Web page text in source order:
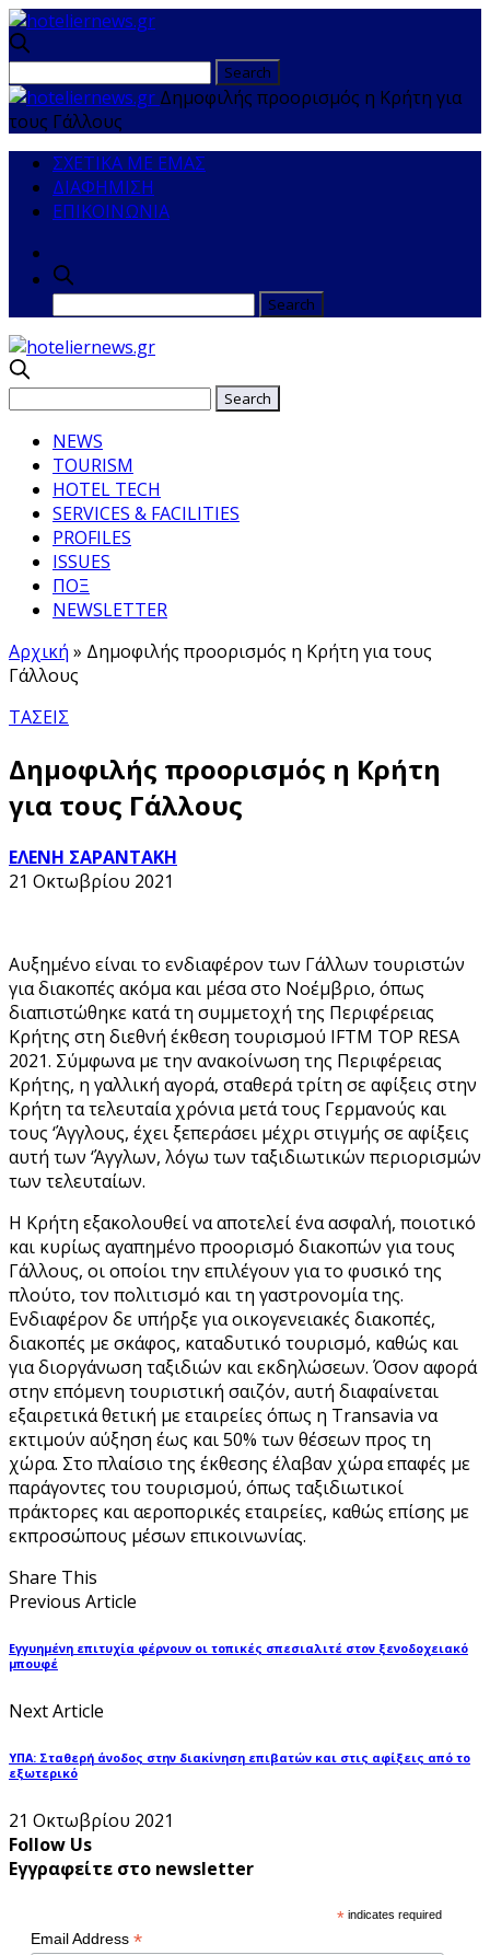
Δημοφιλής προορισμός η Κρήτη για
τους Γάλλους
ΣΧΕΤΙΚΑ ΜΕ ΕΜΑΣ
ΔΙΑΦΗΜΙΣΗ
ΕΠΙΚΟΙΝΩΝΙΑ
NEWS
TOURISM
HOTEL TECH
SERVICES & FACILITIES
PROFILES
ISSUES
ΠΟΞ
NEWSLETTER
Αρχική » Δημοφιλής προορισμός η Κρήτη για τους
Γάλλους
ΤΑΣΕΙΣ
Δημοφιλής προορισμός η Κρήτη
για τους Γάλλους
ΕΛΕΝΗ ΣΑΡΑΝΤΑΚΗ
21 Οκτωβρίου 2021
Αυξημένο είναι το ενδιαφέρον των Γάλλων τουριστών
για διακοπές ακόμα και μέσα στο Νοέμβριο, όπως
διαπιστώθηκε κατά τη συμμετοχή της Περιφέρειας
Κρήτης στη διεθνή έκθεση τουρισμού IFTM TOP RESA
2021. Σύμφωνα με την ανακοίνωση της Περιφέρειας
Κρήτης, η γαλλική αγορά, σταθερά τρίτη σε αφίξεις στην
Κρήτη τα τελευταία χρόνια μετά τους Γερμανούς και
τους ‘Άγγλους, έχει ξεπεράσει μέχρι στιγμής σε αφίξεις
αυτή των ‘Άγγλων, λόγω των ταξιδιωτικών περιορισμών
των τελευταίων.
Η Κρήτη εξακολουθεί να αποτελεί ένα ασφαλή, ποιοτικό
και κυρίως αγαπημένο προορισμό διακοπών για τους
Γάλλους, οι οποίοι την επιλέγουν για το φυσικό της
πλούτο, τον πολιτισμό και τη γαστρονομία της.
Ενδιαφέρον δε υπήρξε για οικογενειακές διακοπές,
διακοπές με σκάφος, καταδυτικό τουρισμό, καθώς και
για διοργάνωση ταξιδιών και εκδηλώσεων. Όσον αφορά
στην επόμενη τουριστική σαιζόν, αυτή διαφαίνεται
εξαιρετικά θετική με εταιρείες όπως η Transavia να
εκτιμούν αύξηση έως και 50% των θέσεων προς τη
χώρα. Στο πλαίσιο της έκθεσης έλαβαν χώρα επαφές με
παράγοντες του τουρισμού, όπως ταξιδιωτικοί
πράκτορες και αεροπορικές εταιρείες, καθώς επίσης με
εκπροσώπους μέσων επικοινωνίας.
Share This
Previous Article
Εγγυημένη επιτυχία φέρνουν οι τοπικές σπεσιαλιτέ στον ξενοδοχειακό
μπουφέ
Next Article
ΥΠΑ: Σταθερή άνοδος στην διακίνηση επιβατών και στις αφίξεις από το
εξωτερικό
21 Οκτωβρίου 2021
Follow Us
Εγγραφείτε στο newsletter
* indicates required
Email Address *